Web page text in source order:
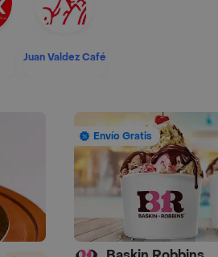
Juan Valdez Café
Envío Gratis